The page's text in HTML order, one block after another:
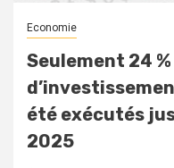
Economie
Seulement 24
été exécutés
2025